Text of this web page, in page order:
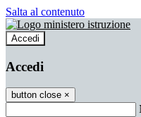
Salta al contenuto
Accedi
Accedi
button close ×